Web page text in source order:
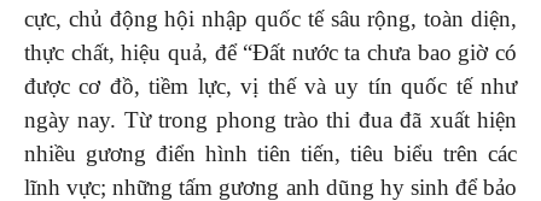
cực, chủ động hội nhập quốc tế sâu rộng, toàn diện,
thực chất, hiệu quả, để “Đất nước ta chưa bao giờ có
được cơ đồ, tiềm lực, vị thế và uy tín quốc tế như
ngày nay. Từ trong phong trào thi đua đã xuất hiện
nhiều gương điển hình tiên tiến, tiêu biểu trên các
lĩnh vực; những tấm gương anh dũng hy sinh để bảo